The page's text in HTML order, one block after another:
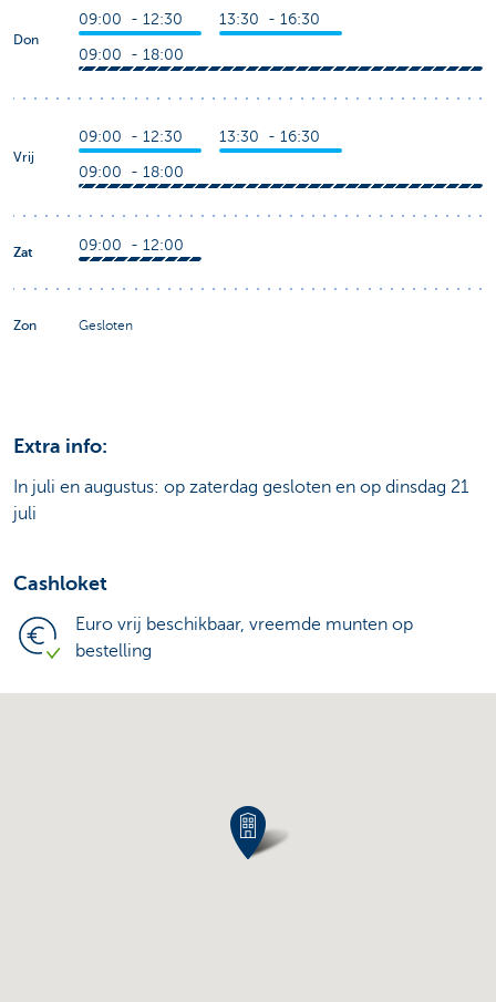
Don
09:00 - 12:30 13:30 - 16:30
09:00 - 18:00
Vrij
09:00 - 12:30 13:30 - 16:30
09:00 - 18:00
Zat 09:00 - 12:00
Zon Gesloten
Extra info:
In juli en augustus: op zaterdag gesloten en op dinsdag 21
juli
Cashloket
Euro vrij beschikbaar, vreemde munten op
bestelling